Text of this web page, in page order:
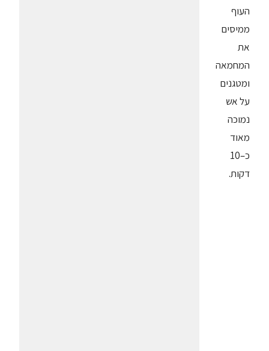
העוף
ממיסים
את
המחמאה
ומטגנים
על אש
נמוכה
מאוד
כ–10
דקות.